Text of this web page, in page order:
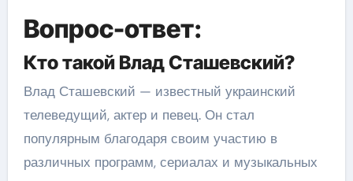
Вопрос-ответ:
Кто такой Влад Сташевский?
Влад Сташевский — известный украинский
телеведущий, актер и певец. Он стал
популярным благодаря своим участию в
различных программ, сериалах и музыкальных